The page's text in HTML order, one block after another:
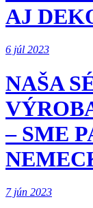
AJ
6 júl 2023
NAŠA
– SME
7 jún 2023